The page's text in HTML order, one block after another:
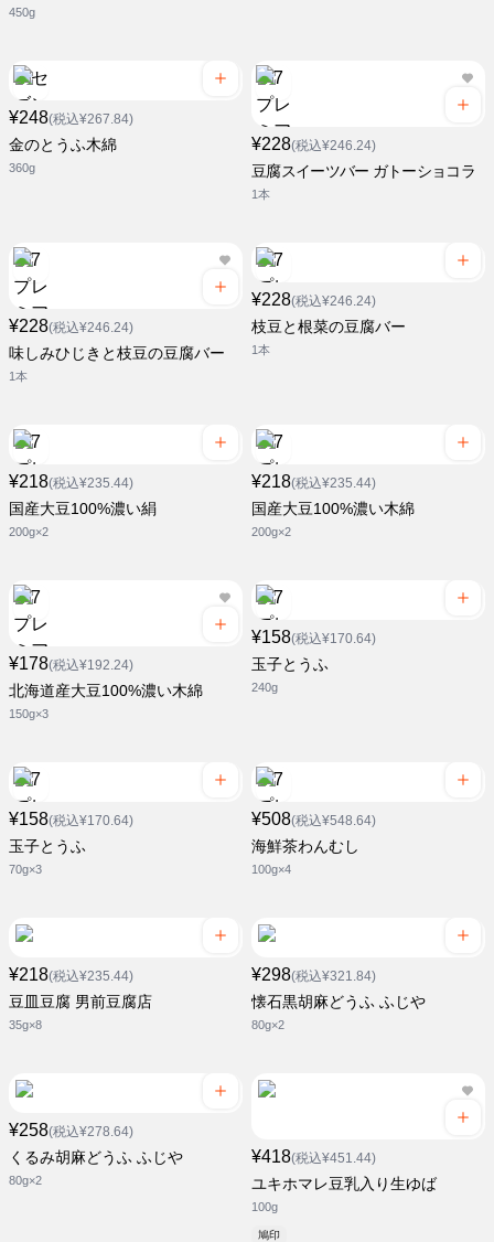
450g
¥248(税込¥267.84)
金のとうふ木綿
360g
¥228(税込¥246.24)
豆腐スイーツバー ガトーショコラ
1本
¥228(税込¥246.24)
味しみひじきと枝豆の豆腐バー
1本
¥228(税込¥246.24)
枝豆と根菜の豆腐バー
1本
¥218(税込¥235.44)
国産大豆100%濃い絹
200g×2
¥218(税込¥235.44)
国産大豆100%濃い木綿
200g×2
¥178(税込¥192.24)
北海道産大豆100%濃い木綿
150g×3
¥158(税込¥170.64)
玉子とうふ
240g
¥158(税込¥170.64)
玉子とうふ
70g×3
¥508(税込¥548.64)
海鮮茶わんむし
100g×4
¥218(税込¥235.44)
豆皿豆腐 男前豆腐店
35g×8
¥298(税込¥321.84)
懐石黒胡麻どうふ ふじや
80g×2
¥258(税込¥278.64)
くるみ胡麻どうふ ふじや
80g×2
¥418(税込¥451.44)
ユキホマレ豆乳入り生ゆば
100g
鳩印